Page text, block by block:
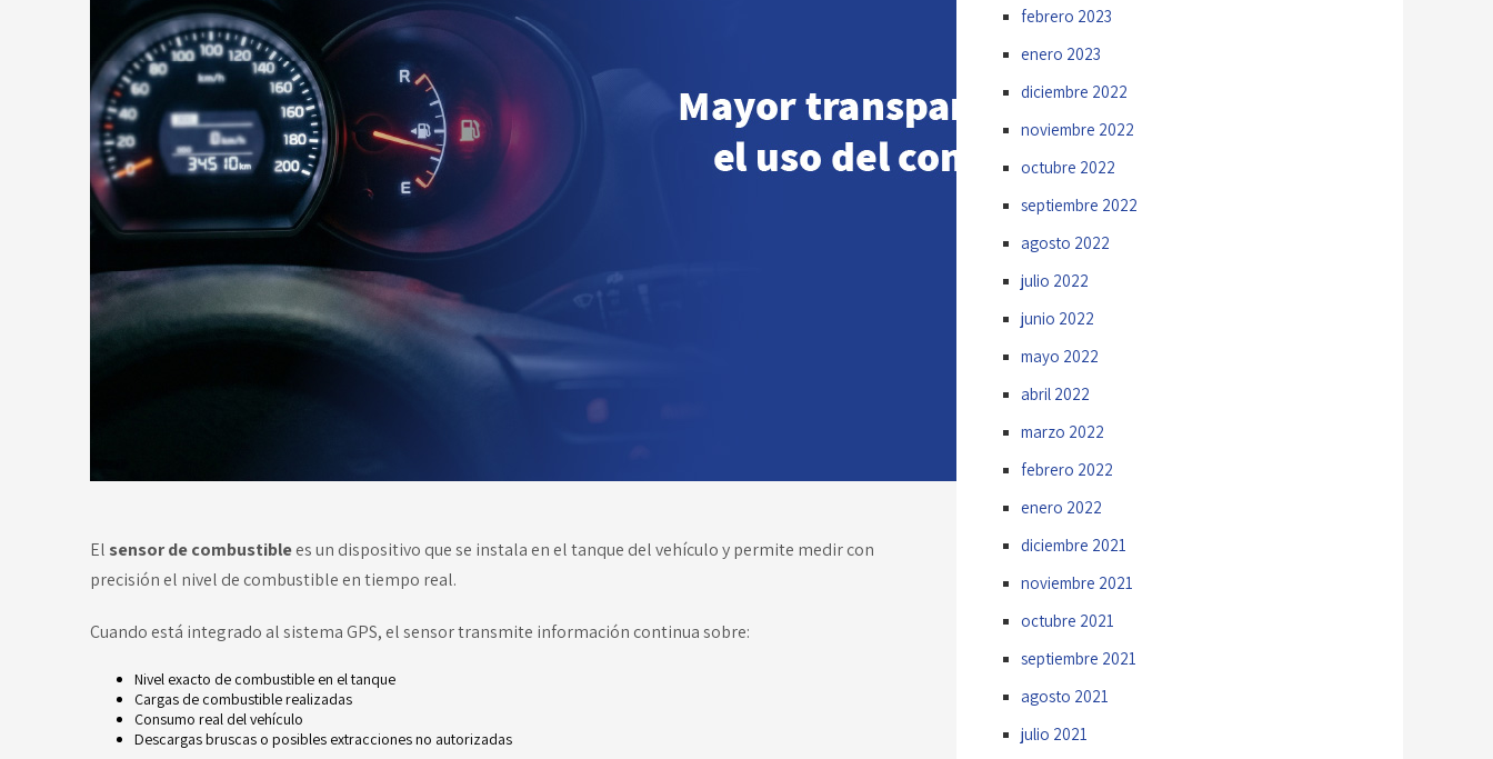
El sensor de combustiblees un dispositivo que se instala en el tanque del vehículo y permite medir con
precisión el nivel de combustible en tiempo real.
Cuando está integrado al sistema GPS, el sensor transmite información continua sobre:
Nivel exacto de combustible en el tanque
Cargas de combustible realizadas
Consumo real del vehículo
Descargas bruscas o posibles extracciones no autorizadas
febrero 2023
enero 2023
diciembre 2022
noviembre 2022
octubre 2022
septiembre 2022
agosto 2022
julio 2022
junio 2022
mayo 2022
abril 2022
marzo 2022
febrero 2022
enero 2022
diciembre 2021
noviembre 2021
octubre 2021
septiembre 2021
agosto 2021
julio 2021